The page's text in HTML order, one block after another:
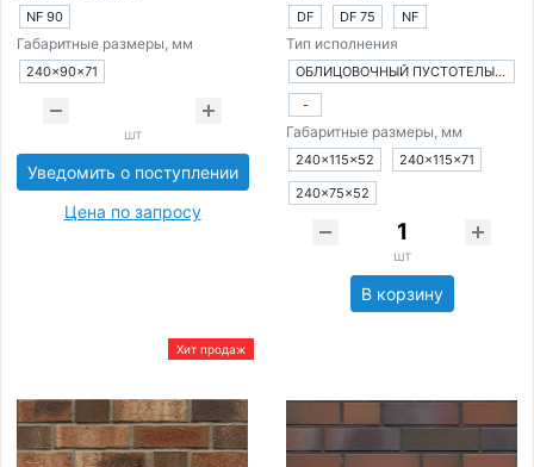
NF 90
Габаритные размеры, мм
240×90×71
шт
Уведомить о поступлении
Цена по запросу
DF DF 75 NF
Тип исполнения
ОБЛИЦОВОЧНЫЙ ПУСТОТЕЛЫЙ КИРПИЧ
-
Габаритные размеры, мм
240×115×52
240×115×71
240×75×52
шт
В корзину
Хит продаж